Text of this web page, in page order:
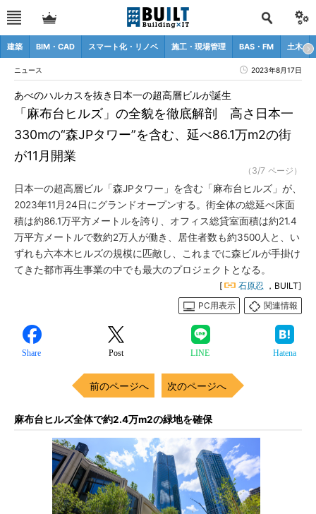
建築 BIM・CAD スマート化・リノベ 施工・現場管理 BAS・FM 土木
ニュース 2023年8月17日
「麻布台ヒルズ」の全貌を徹底解剖 高さ日本一
330mの“森JPタワー”を含む、延べ86.1万m2の街
が11月開業
あべのハルカスを抜き日本一の超高層ビルが誕生
（3/7 ページ）
日本一の超高層ビル「森JPタワー」を含む「麻布台ヒルズ」が、
2023年11月24日にグランドオープンする。街全体の総延べ床面
積は約86.1万平方メートルを誇り、オフィス総貸室面積は約21.4
万平方メートルで数約2万人が働き、居住者数も約3500人と、い
ずれも六本木ヒルズの規模に匹敵し、これまでに森ビルが手掛け
てきた都市再生事業の中でも最大のプロジェクトとなる。
[ 石原忍 ，BUILT]
PC用表示
関連情報
Share Post LINE Hatena
前のページへ 次のページへ
麻布台ヒルズ全体で約2.4万m2の緑地を確保